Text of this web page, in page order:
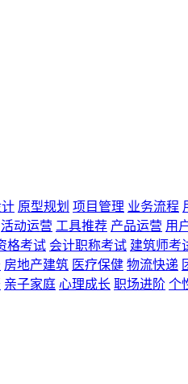
原型规划 项目管理 业务流程
活动运营 工具推荐 产品运营 用
格考试 会计职称考试 建筑师考
房地产建筑 医疗保健 物流快递
亲子家庭 心理成长 职场进阶 个